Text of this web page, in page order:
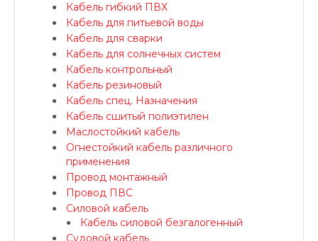
Кабель гибкий ПВХ
Кабель для питьевой воды
Кабель для сварки
Кабель для солнечных систем
Кабель контрольный
Кабель резиновый
Кабель спец. Назначения
Кабель сшитый полиэтилен
Маслостойкий кабель
Огнестойкий кабель различного
применения
Провод монтажный
Провод ПВС
Силовой кабель
Кабель силовой безгалогенный
Судовой кабель